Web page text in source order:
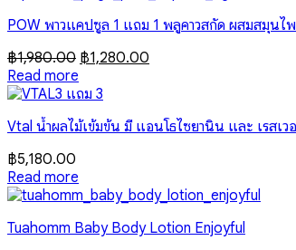
POW พาวแคปซูล 1 แถม 1 พลูคาวสกัด ผสมสมุน
฿1,980.00 Original
was:
฿1,280.00
Read more
Vtal น้ำผลไม้เข้มข้น มี แอนโธไซยานิน และ เรสเว
฿5,180.00
Read more
Tuahomm Baby Body Lotion Enjoyful